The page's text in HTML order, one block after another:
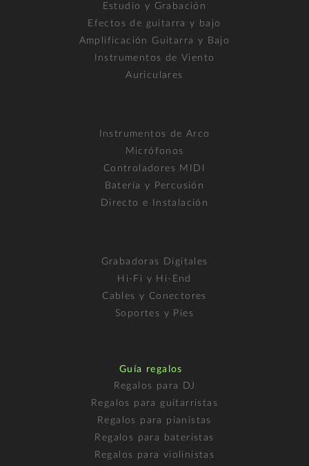
Estudio y Grabación
Efectos de guitarra y bajo
Amplificación Guitarra y Bajo
Instrumentos de Viento
Auriculares
Instrumentos de Arco
Micrófonos
Controladores MIDI
Batería y Percusión
Directo e Instalación
Grabadoras Digitales
Hi-Fi y Hi-End
Cables y Conectores
Soportes y Pies
Guía regalos
Regalos para DJ
Regalos para guitarristas
Regalos para pianistas
Regalos para bateristas
Regalos para violinistas